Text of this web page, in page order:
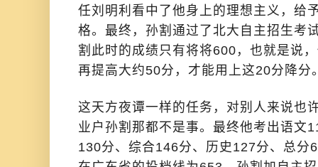
任刘明利看中了他身上的理想主义，给
格。最终，孙割通过了北大自主招生考
割此时的成绩只有将将600，也就是说
再提高大约50分，才能用上这20分降分
这天方夜谭一样的任务，对别人来说也
业户孙割那都不是事。最终他考出语文
130分、综合146分、历史127分、总分